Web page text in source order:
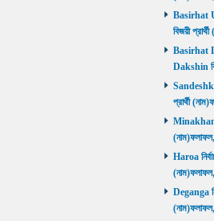
Basirhat
বিজয়ী
Basirhat
Dakshin
প্রার্থী
Minakhan
Haroa
Deganga